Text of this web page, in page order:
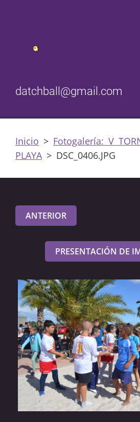
datchball@gmail.com
Inicio > Fotogalería: V
PLAYA > DSC_0406.JPG
ANTERIOR
PRESENTACIÓN DE